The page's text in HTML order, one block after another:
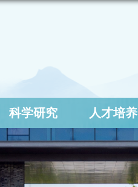
科学研究 人才培养